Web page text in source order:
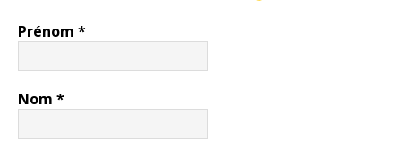
Prénom *
Nom *